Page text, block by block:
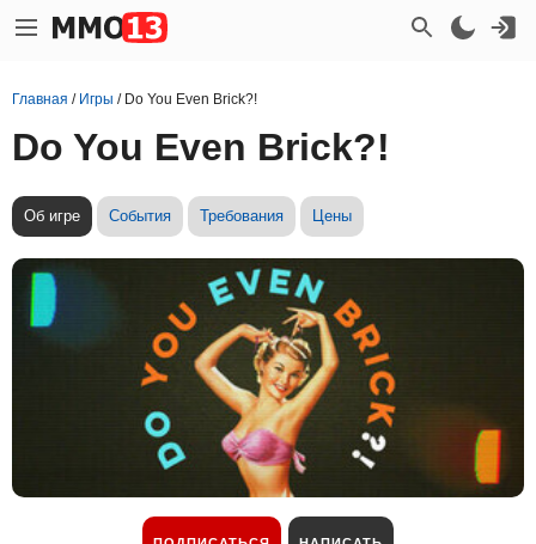
Главная / Игры / Do You Even Brick?!
Do You Even Brick?!
Об игре События Требования Цены